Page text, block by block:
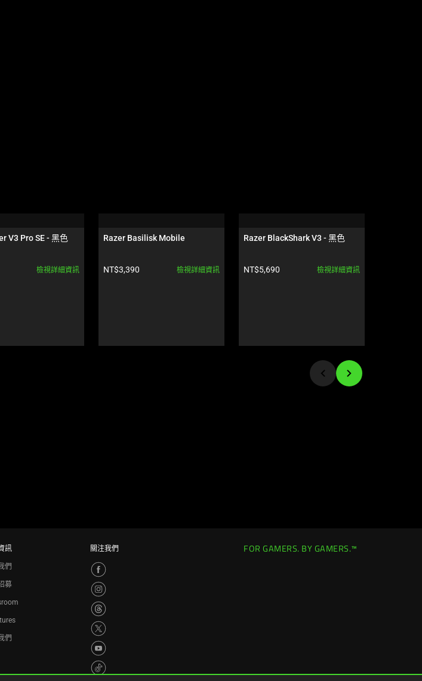
V3 Pro SE - 黑色
檢視詳細資訊
Razer Basilisk Mobile
產品價格:
NT$3,390 檢視詳細資訊
Razer BlackShark V3 - 黑色
產品價格:
NT$5,690 檢視詳細資訊
訊
們
募
們
關注我們 FOR GAMERS. BY GAMERS.™